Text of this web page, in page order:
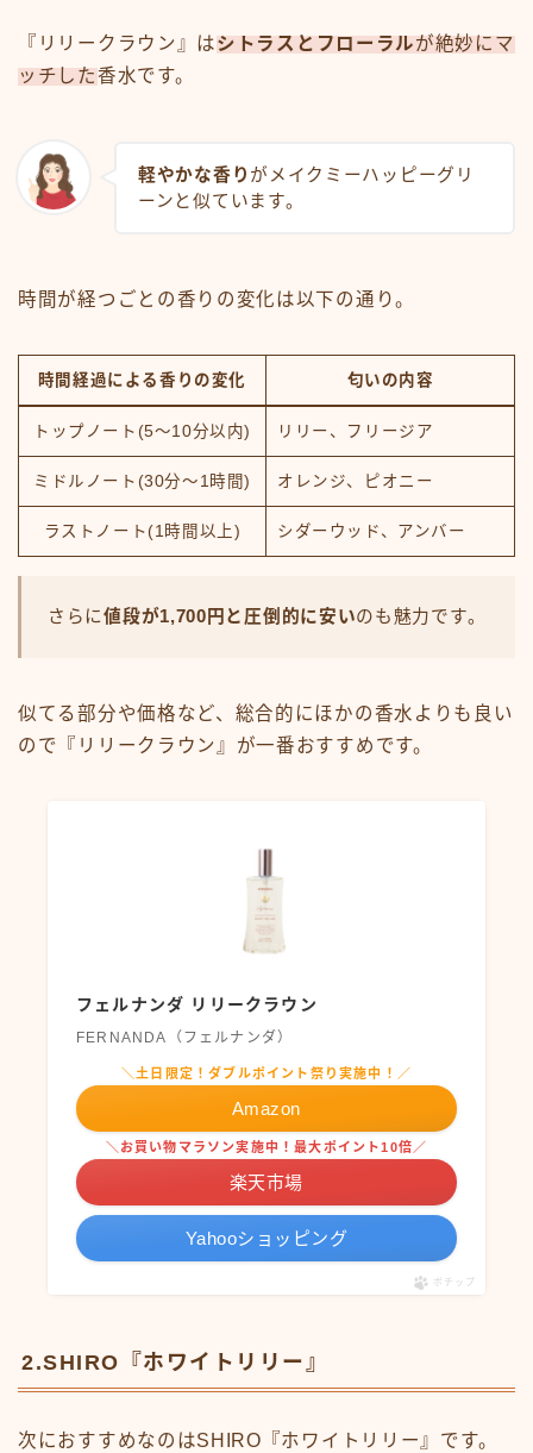
『リリークラウン』はシトラスとフローラルが絶妙にマ
ッチした香水です。
軽やかな香り がメイクミーハッピーグリ
ーンと似ています。
時間が経つごとの香りの変化は以下の通り。
時間経過による香りの変化 匂いの内容
トップノート(5～10分以内) リリー、フリージア
ミドルノート(30分～1時間) オレンジ、ピオニー
ラストノート(1時間以上) シダーウッド、アンバー
さらに値段が1,700円と圧倒的に安いのも魅力です。
似てる部分や価格など、総合的にほかの香水よりも良い
ので『リリークラウン』が一番おすすめです。
フェルナンダ リリークラウン
FERNANDA（フェルナンダ）
＼土日限定！ダブルポイント祭り実施中！／
Amazon
＼お買い物マラソン実施中！最大ポイント10倍／
楽天市場
Yahooショッピング
ポチップ
2.SHIRO『ホワイトリリー』
次におすすめなのはSHIRO『ホワイトリリー』です。